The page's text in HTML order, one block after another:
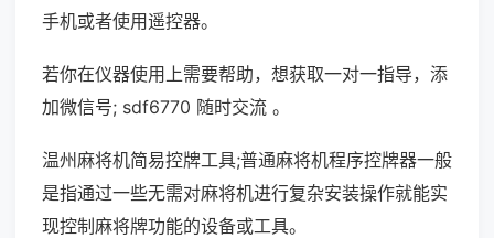
手机或者使用遥控器。
若你在仪器使用上需要帮助，想获取一对一指导，添
加微信号; sdf6770 随时交流 。
温州麻将机简易控牌工具;普通麻将机程序控牌器一般
是指通过一些无需对麻将机进行复杂安装操作就能实
现控制麻将牌功能的设备或工具。